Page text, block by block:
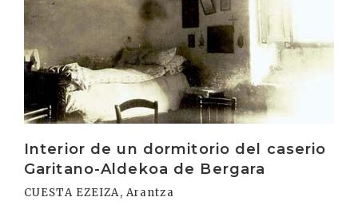
Interior de un dormitorio del caserio
Garitano-Aldekoa de Bergara
CUESTA EZEIZA, Arantza